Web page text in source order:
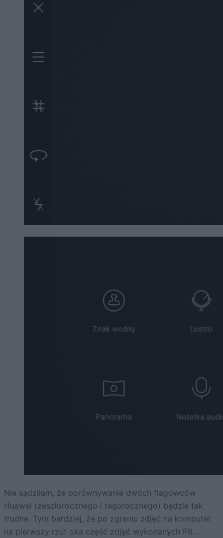
Nie sądziłam, że porównywanie dwóch flagowców
Huawei (zeszłorocznego i tegorocznego) będzie tak
trudne. Tym bardziej, że po zgraniu zdjęć na komputer
na pierwszy rzut oka część zdjęć wykonanych P8…